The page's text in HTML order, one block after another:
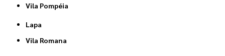
Vila Pompéia
Lapa
Vila Romana